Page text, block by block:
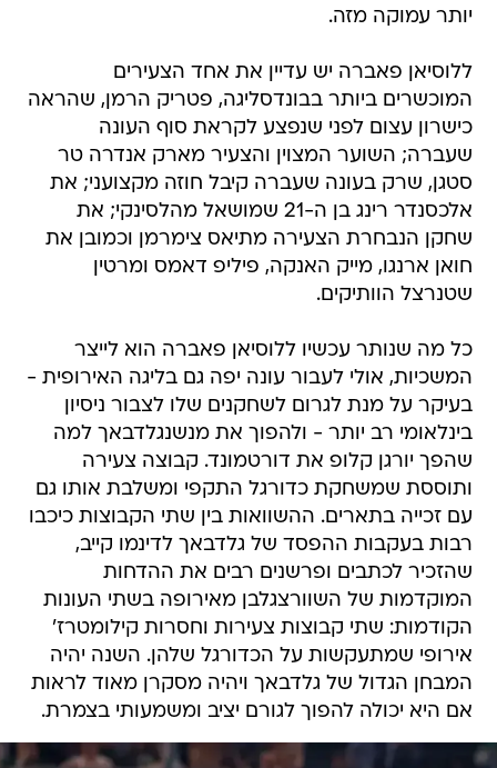
יותר עמוקה מזה.
ללוסיאן פאברה יש עדיין את אחד הצעירים
המוכשרים ביותר בבונדסליגה, פטריק הרמן, שהראה
כישרון עצום לפני שנפצע לקראת סוף העונה
שעברה; השוער המצוין והצעיר מארק אנדרה טר
סטגן, שרק בעונה שעברה קיבל חוזה מקצועני; את
אלכסנדר רינג בן ה-21 שמושאל מהלסינקי; את
שחקן הנבחרת הצעירה מתיאס צימרמן וכמובן את
חואן ארנגו, מייק האנקה, פיליפ דאמס ומרטין
שטנרצל הוותיקים.
כל מה שנותר עכשיו ללוסיאן פאברה הוא לייצר
המשכיות, אולי לעבור עונה יפה גם בליגה האירופית -
בעיקר על מנת לגרום לשחקנים שלו לצבור ניסיון
בינלאומי רב יותר - ולהפוך את מנשנגלדבאך למה
שהפך יורגן קלופ את דורטמונד. קבוצה צעירה
ותוססת שמשחקת כדורגל התקפי ומשלבת אותו גם
עם זכייה בתארים. ההשוואות בין שתי הקבוצות כיכבו
רבות בעקבות ההפסד של גלדבאך לדינמו קייב,
שהזכיר לכתבים ופרשנים רבים את ההדחות
המוקדמות של השוורצגלבן מאירופה בשתי העונות
הקודמות: שתי קבוצות צעירות וחסרות קילומטרז'
אירופי שמתעקשות על הכדורגל שלהן. השנה יהיה
המבחן הגדול של גלדבאך ויהיה מסקרן מאוד לראות
אם היא יכולה להפוך לגורם יציב ומשמעותי בצמרת.